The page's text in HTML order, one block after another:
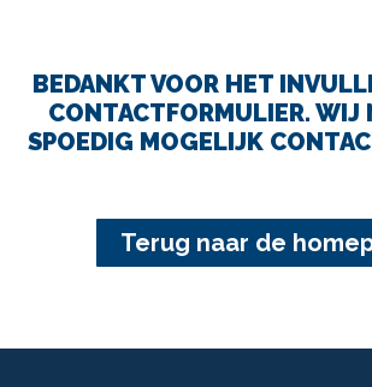
BEDANKT VOOR HET
CONTACTFORMULIER. WIJ
SPOEDIG MOGELIJK
Terug naar de